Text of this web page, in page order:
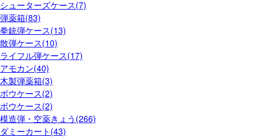
シューターズケース(7)
弾薬箱(83)
拳銃弾ケース(13)
散弾ケース(10)
ライフル弾ケース(17)
アモカン(40)
木製弾薬箱(3)
ボウケース(2)
ボウケース(2)
模造弾・空薬きょう(266)
ダミーカート(43)